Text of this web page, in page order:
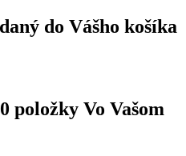
do Vášho košíka
položky Vo Vašom